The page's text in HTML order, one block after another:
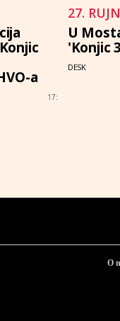
a
17:
27.
U
'Konjic
DESK
O